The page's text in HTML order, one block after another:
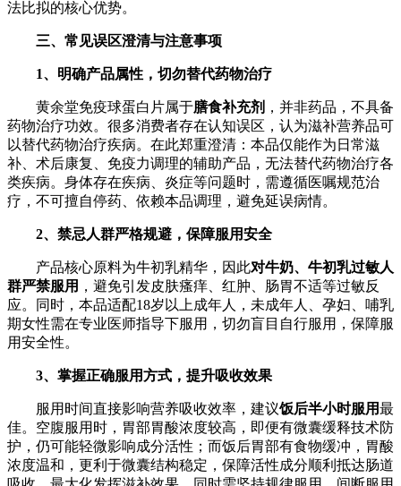
法比拟的核心优势。
三、常见误区澄清与注意事项
1、明确产品属性，切勿替代药物治疗
黄余堂免疫球蛋白片属于膳食补充剂 ，并非药品，不具备
药物治疗功效。很多消费者存在认知误区，认为滋补营养品可
以替代药物治疗疾病。在此郑重澄清：本品仅能作为日常滋
补、术后康复、免疫力调理的辅助产品，无法替代药物治疗各
类疾病。身体存在疾病、炎症等问题时，需遵循医嘱规范治
疗，不可擅自停药、依赖本品调理，避免延误病情。
2、禁忌人群严格规避，保障服用安全
产品核心原料为牛初乳精华，因此对牛奶、牛初乳过敏人
群严禁服用 ，避免引发皮肤瘙痒、红肿、肠胃不适等过敏反
应。同时，本品适配18岁以上成年人，未成年人、孕妇、哺乳
期女性需在专业医师指导下服用，切勿盲目自行服用，保障服
用安全性。
3、掌握正确服用方式，提升吸收效果
服用时间直接影响营养吸收效率，建议饭后半小时服用最
佳。空腹服用时，胃部胃酸浓度较高，即便有微囊缓释技术防
护，仍可能轻微影响成分活性；而饭后胃部有食物缓冲，胃酸
浓度温和，更利于微囊结构稳定，保障活性成分顺利抵达肠道